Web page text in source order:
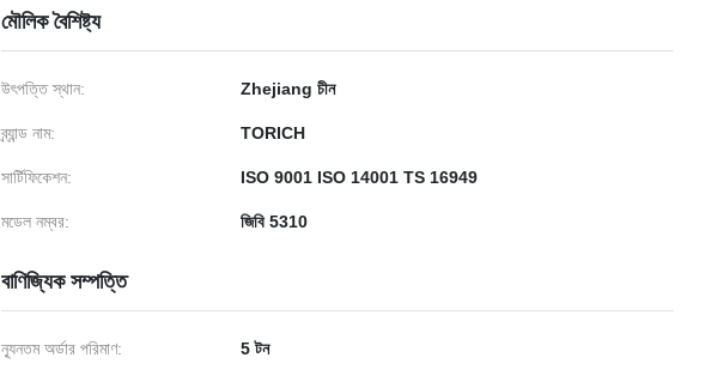
মৌলিক বৈশিষ্ট্য
উৎপত্তি স্থান: Zhejiang চীন
ব্র্যান্ড নাম: TORICH
সার্টিফিকেশন: ISO 9001 ISO 14001 TS 16949
মডেল নম্বর: জিবি 5310
বাণিজ্যিক সম্পত্তি
ন্যূনতম অর্ডার পরিমাণ: 5 টন